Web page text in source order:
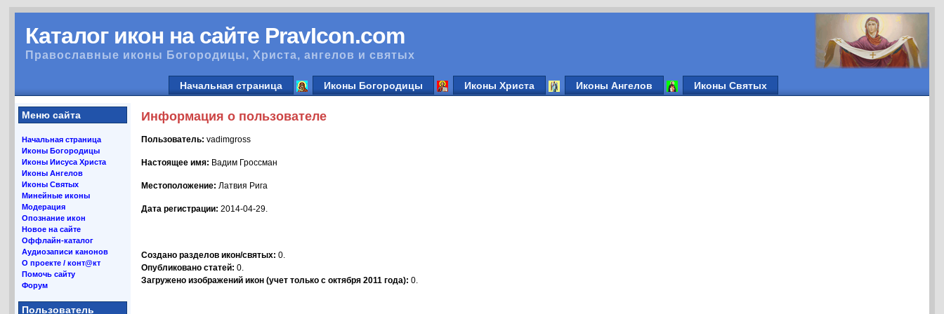
Каталог икон на сайте PravIcon.com
Православные иконы Богородицы, Христа, ангелов и святых
Начальная страница Иконы Богородицы Иконы Христа Иконы Ангелов Иконы Святых
Меню сайта
Начальная страница
Иконы Богородицы
Иконы Иисуса Христа
Иконы Ангелов
Иконы Святых
Минейные иконы
Модерация
Опознание икон
Новое на сайте
Оффлайн-каталог
Аудиозаписи канонов
О проекте / конт@кт
Помочь сайту
Форум
Пользователь
Информация о пользователе
Пользователь: vadimgross
Настоящее имя: Вадим Гроссман
Местоположение: Латвия Рига
Дата регистрации: 2014-04-29.
Создано разделов икон/святых: 0.
Опубликовано статей: 0.
Загружено изображений икон (учет только с октября 2011 года): 0.